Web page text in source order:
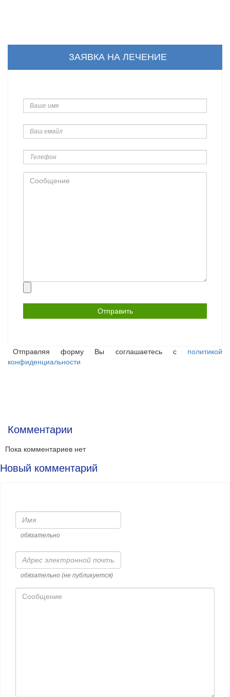
ЗАЯВКА НА ЛЕЧЕНИЕ
имя
емайл
Сообщение
Отправляя форму Вы соглашаетесь с политикой
конфиденциальности
Комментарии
Пока комментариев нет
Новый комментарий
Имя
обязательно
Адрес
электронной
почты
обязательно (не публикуется)
Сообщение